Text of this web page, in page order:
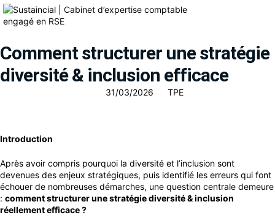
Comment structurer une stratégie
diversité & inclusion efficace
31/03/2026 TPE
Introduction
Après avoir compris pourquoi la diversité et l’inclusion sont
devenues des enjeux stratégiques, puis identifié les erreurs qui font
échouer de nombreuses démarches, une question centrale demeure
: comment structurer une stratégie diversité & inclusion
réellement efficace ?